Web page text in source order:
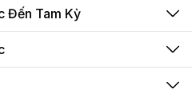
Đến Tam Kỳ